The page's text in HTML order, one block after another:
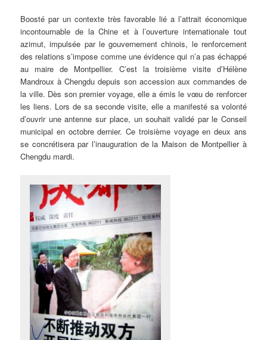
Boosté par un contexte très favorable lié a l’attrait économique
incontournable de la Chine et à l’ouverture internationale tout
azimut, impulsée par le gouvernement chinois, le renforcement
des relations s’impose comme une évidence qui n’a pas échappé
au maire de Montpellier. C’est la troisième visite d’Hélène
Mandroux à Chengdu depuis son accession aux commandes de
la ville. Dès son premier voyage, elle a émis le vœu de renforcer
les liens. Lors de sa seconde visite, elle a manifesté sa volonté
d’ouvrir une antenne sur place, un souhait validé par le Conseil
municipal en octobre dernier. Ce troisième voyage en deux ans
se concrétisera par l’inauguration de la Maison de Montpellier à
Chengdu mardi.